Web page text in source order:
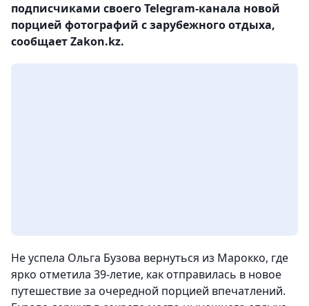
подписчиками своего Telegram-канала новой
порцией фотографий с зарубежного отдыха,
сообщает Zakon.kz.
Не успела Ольга Бузова вернуться из Марокко, где
ярко отметила 39-летие, как отправилась в новое
путешествие за очередной порцией впечатлений.